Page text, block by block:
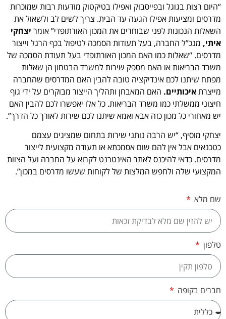
“היום רצות בגוגל ובפייסבוק ואפילו בטיקטוק מודעות רבות שמוכרות
מדרסים ומציעות אפילו הגעה עד הבית. צריך לשים לב ולשאול את
השאלות הנכונות לפני שבוחרים את המכון האורתופדי” אומר יצחקי
איתי, מנכ”ל החברה, בעל תעודות הסמכה לטיפול בכף הרגל וייצור
מדרסים. “שאלות כמו האם המכון האורתופדי בעל תעודת הסמכה של
משרד הבריאות או האם מספק שירות למשרד הבטחון הן שאלות
מפתח שיתנו לכם אינדיקציה טובה להבין האם המדרסים שהחברה
מייצרתאיכותיים. האם המאבחן ותהליך הייצור מבוקרים על ידי גוף
חיצוני ממשלתי כמו משרד הבריאות. כל אלו יאפשרו לכם להבין האם
יש מאחורי כל מכון כזה אבא ואמא שיתנו לכם שירות לאורך כל הדרך”.
יצחקי מוסיף, “יש הרבה נותני שירות בתחום שמציגים עצמם
כטכנאים אבל אין להם שום אסמכתא או תעודה מקצועית לייצור
מדרסים. כדאי להיכנס לאתר האינטרנט לקרוא על החברה ועל הצוות
המקצועי שלה ולחפש המלצות של לקוחות שעשו מדרסים במכון”.
שם מלא
טלפון
חברים בקופה